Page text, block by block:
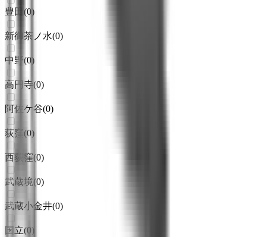
豊田 (0)
新御茶ノ水(0)
中野(0)
高円寺(0)
阿佐ケ谷(0)
荻窪(0)
西荻窪(0)
武蔵境(0)
武蔵小金井(0)
国立(0)